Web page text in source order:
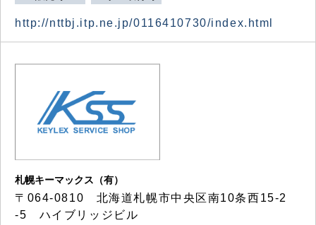
http://nttbj.itp.ne.jp/0116410730/index.html
札幌キーマックス（有）
〒064-0810 北海道札幌市中央区南10条西15-2
-5 ハイブリッジビル